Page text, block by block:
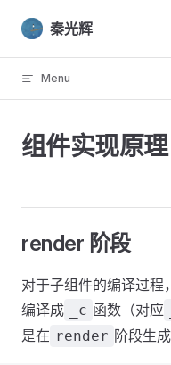
Skip to content
秦光辉
Menu
组件实现原理
render 阶段
对于子组件的编译过程
编译成
_c 函数（对应
是在 render 阶段生成